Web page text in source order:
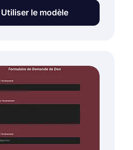
de ce formulaire
à leurs
propre formulaire
besoin de
à créer des
rapidement avec
!
Utiliser le modèle